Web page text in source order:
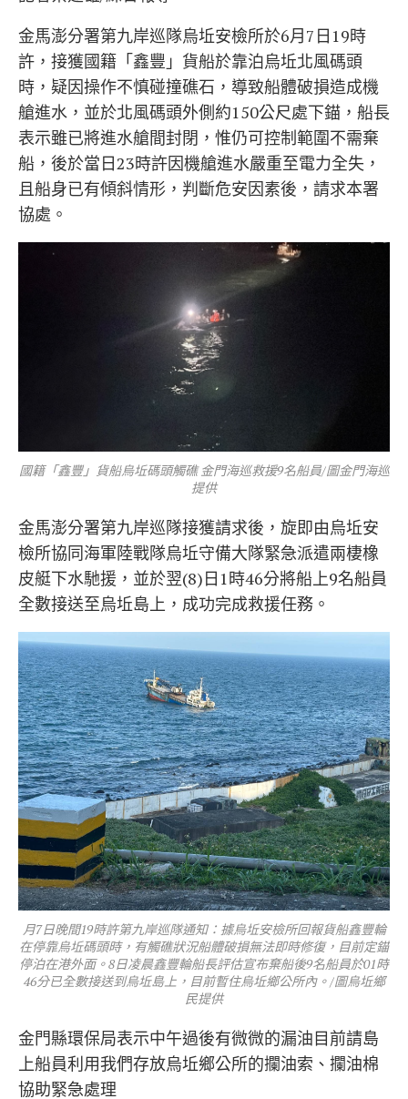
金馬澎分署第九岸巡隊烏坵安檢所於6月7日19時
許，接獲國籍「鑫豐」貨船於靠泊烏坵北風碼頭
時，疑因操作不慎碰撞礁石，導致船體破損造成機
艙進水，並於北風碼頭外側約150公尺處下錨，船長
表示雖已將進水艙間封閉，惟仍可控制範圍不需棄
船，後於當日23時許因機艙進水嚴重至電力全失，
且船身已有傾斜情形，判斷危安因素後，請求本署
協處。
國籍「鑫豐」貨船烏坵碼頭觸礁 金門海巡救援9名船員/圖金門海巡
提供
金馬澎分署第九岸巡隊接獲請求後，旋即由烏坵安
檢所協同海軍陸戰隊烏坵守備大隊緊急派遣兩棲橡
皮艇下水馳援，並於翌(8)日1時46分將船上9名船員
全數接送至烏坵島上，成功完成救援任務。
月7日晚間19時許第九岸巡隊通知：據烏坵安檢所回報貨船鑫豐輪
在停靠烏坵碼頭時，有觸礁狀況船體破損無法即時修復，目前定錨
停泊在港外面。8日凌晨鑫豐輪船長評估宣布棄船後9名船員於01時
46分已全數接送到烏坵島上，目前暫住烏坵鄉公所內。/圖烏坵鄉
民提供
金門縣環保局表示中午過後有微微的漏油目前請島
上船員利用我們存放烏坵鄉公所的攔油索、攔油棉
協助緊急處理